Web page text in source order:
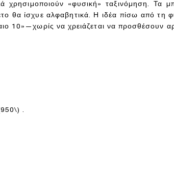
χρησιμοποιούν «φυσική» ταξινόμηση. Τα
θα ίσχυε αλφαβητικά. Η ιδέα πίσω από τη
10»—χωρίς να χρειάζεται να προσθέσουν
.